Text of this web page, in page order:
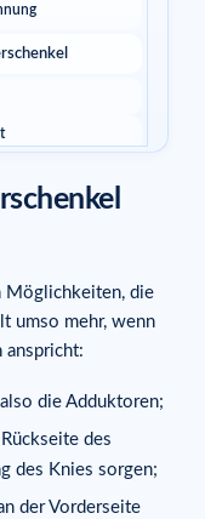
Möglichkeiten, die
umso mehr, wenn
anspricht:
die Adduktoren;
des
des Knies sorgen;
der Vorderseite